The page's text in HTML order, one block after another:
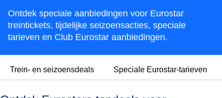
Ontdek speciale aanbiedingen voor Eurostar
treintickets, tijdelijke seizoensacties, speciale
tarieven en Club Eurostar aanbiedingen.
Trein- en seizoensdeals Speciale Eurostar-tarieven